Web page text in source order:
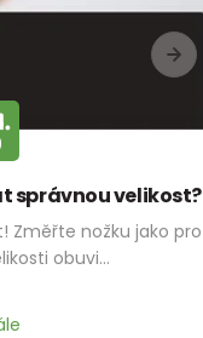
velikost?
nožku jako profík
obuvi…